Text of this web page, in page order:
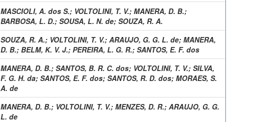
MASCIOLI, A. dos S.; VOLTOLINI, T. V.; MANERA, D. B.;
BARBOSA, L. D.; SOUSA, L. N. de; SOUZA, R. A.
SOUZA, R. A.; VOLTOLINI, T. V.; ARAUJO, G. G. L. de; MANERA,
D. B.; BELM, K. V. J.; PEREIRA, L. G. R.; SANTOS, E. F. dos
MANERA, D. B.; SANTOS, B. R. C. dos; VOLTOLINI, T. V.; SILVA,
F. G. H. da; SANTOS, E. F. dos; SANTOS, R. D. dos; MORAES, S.
A. de
MANERA, D. B.; VOLTOLINI, T. V.; MENZES, D. R.; ARAUJO, G. G.
L. de